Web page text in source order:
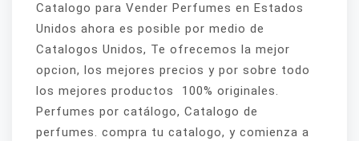
Catalogo para Vender Perfumes en Estados
Unidos ahora es posible por medio de
Catalogos Unidos, Te ofrecemos la mejor
opcion, los mejores precios y por sobre todo
los mejores productos 100% originales.
Perfumes por catálogo, Catalogo de
perfumes. compra tu catalogo, y comienza a